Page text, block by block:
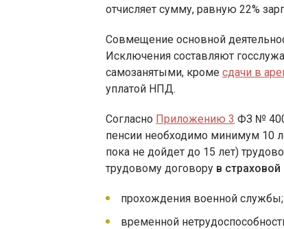
отчисляет сумму, равную 22%
Совмещение основной
Исключения составляют
самозанятыми, кроме сдачи в
уплатой НПД.
Согласно Приложению 3 ФЗ № 400
пенсии необходимо минимум 10
пока не дойдет до 15 лет)
трудовому договору в
прохождения военной службы;
временной